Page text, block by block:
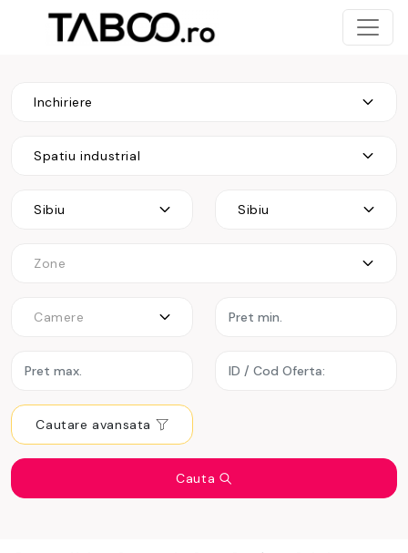
Inchiriere
Spatiu industrial
Sibiu Sibiu
Zone
Camere
Cautare avansata
Cauta